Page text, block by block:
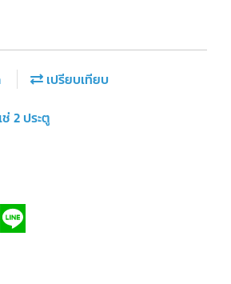
เปรียบเทียบ
2 ประตู